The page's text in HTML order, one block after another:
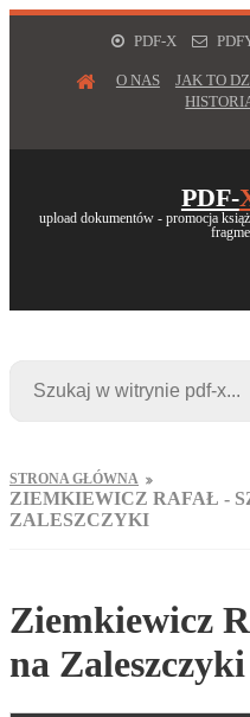
PDF-X
O NAS JAK TO
PDF-
upload dokumentów - promocja
STRONA GŁÓWNA
ZIEMKIEWICZ RAFAŁ -
ZALESZCZYKI
Ziemkiewicz
na Zaleszczyki